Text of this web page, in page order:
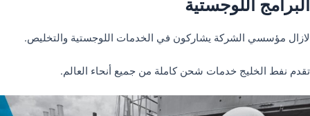
البرامج اللوجستية
لازال مؤسسي الشركة يشاركون في الخدمات اللوجستية والتخليص.
تقدم نفط الخليج خدمات شحن كاملة من جميع أنحاء العالم.